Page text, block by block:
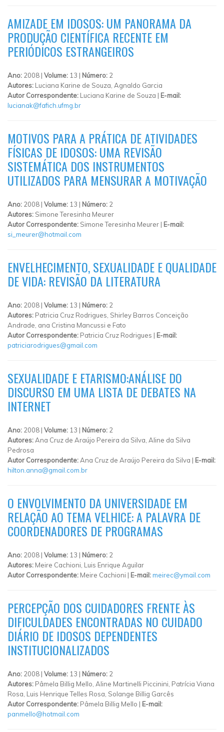
AMIZADE EM IDOSOS: UM PANORAMA DA
PRODUÇÃO CIENTÍFICA RECENTE EM
PERIÓDICOS ESTRANGEIROS
Ano: 2008 | Volume: 13 | Número: 2
Autores: Luciana Karine de Souza, Agnaldo Garcia
Autor Correspondente: Luciana Karine de Souza | E-mail:
lucianak@fafich.ufmg.br
MOTIVOS PARA A PRÁTICA DE ATIVIDADES
FÍSICAS DE IDOSOS: UMA REVISÃO
SISTEMÁTICA DOS INSTRUMENTOS
UTILIZADOS PARA MENSURAR A MOTIVAÇÃO
Ano: 2008 | Volume: 13 | Número: 2
Autores: Simone Teresinha Meurer
Autor Correspondente: Simone Teresinha Meurer | E-mail:
si_meurer@hotmail.com
ENVELHECIMENTO, SEXUALIDADE E QUALIDADE
DE VIDA: REVISÃO DA LITERATURA
Ano: 2008 | Volume: 13 | Número: 2
Autores: Patricia Cruz Rodrigues, Shirley Barros Conceição
Andrade, ana Cristina Mancussi e Fato
Autor Correspondente: Patricia Cruz Rodrigues | E-mail:
patriciarodrigues@gmail.com
SEXUALIDADE E ETARISMO:ANÁLISE DO
DISCURSO EM UMA LISTA DE DEBATES NA
INTERNET
Ano: 2008 | Volume: 13 | Número: 2
Autores:Ana Cruz de Araújo Pereira da Silva, Aline da Silva
Pedrosa
Autor Correspondente:Ana Cruz de Araújo Pereira da Silva | E-mail:
hilton.anna@gmail.com.br
O ENVOLVIMENTO DA UNIVERSIDADE EM
RELAÇÃO AO TEMA VELHICE: A PALAVRA DE
COORDENADORES DE PROGRAMAS
Ano: 2008 | Volume: 13 | Número: 2
Autores: Meire Cachioni, Luis Enrique Aguilar
Autor Correspondente: Meire Cachioni | E-mail:meirec@ymail.com
PERCEPÇÃO DOS CUIDADORES FRENTE ÀS
DIFICULDADES ENCONTRADAS NO CUIDADO
DIÁRIO DE IDOSOS DEPENDENTES
INSTITUCIONALIZADOS
Ano: 2008 | Volume: 13 | Número: 2
Autores: Pâmela Billig Mello, Aline Martinelli Piccinini, Patrícia Viana
Rosa, Luis Henrique Telles Rosa, Solange Billig Garcês
Autor Correspondente: Pâmela Billig Mello | E-mail:
panmello@hotmail.com